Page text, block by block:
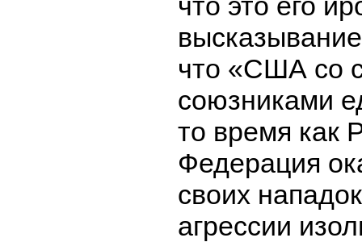
что «США со
союзниками
то время как
Федерация
своих
агрессии